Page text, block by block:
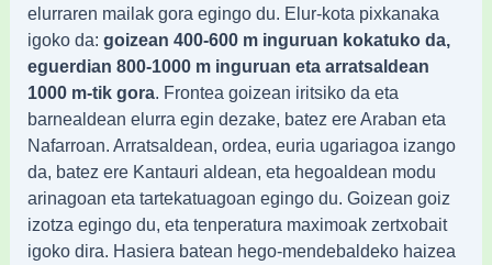
elurraren mailak gora egingo du. Elur-kota pixkanaka
igoko da:goizean 400-600 m inguruan kokatuko da,
eguerdian 800-1000 m inguruan eta arratsaldean
1000 m-tik gora . Frontea goizean iritsiko da eta
barnealdean elurra egin dezake, batez ere Araban eta
Nafarroan. Arratsaldean, ordea, euria ugariagoa izango
da, batez ere Kantauri aldean, eta hegoaldean modu
arinagoan eta tartekatuagoan egingo du. Goizean goiz
izotza egingo du, eta tenperatura maximoak zertxobait
igoko dira. Hasiera batean hego-mendebaldeko haizea